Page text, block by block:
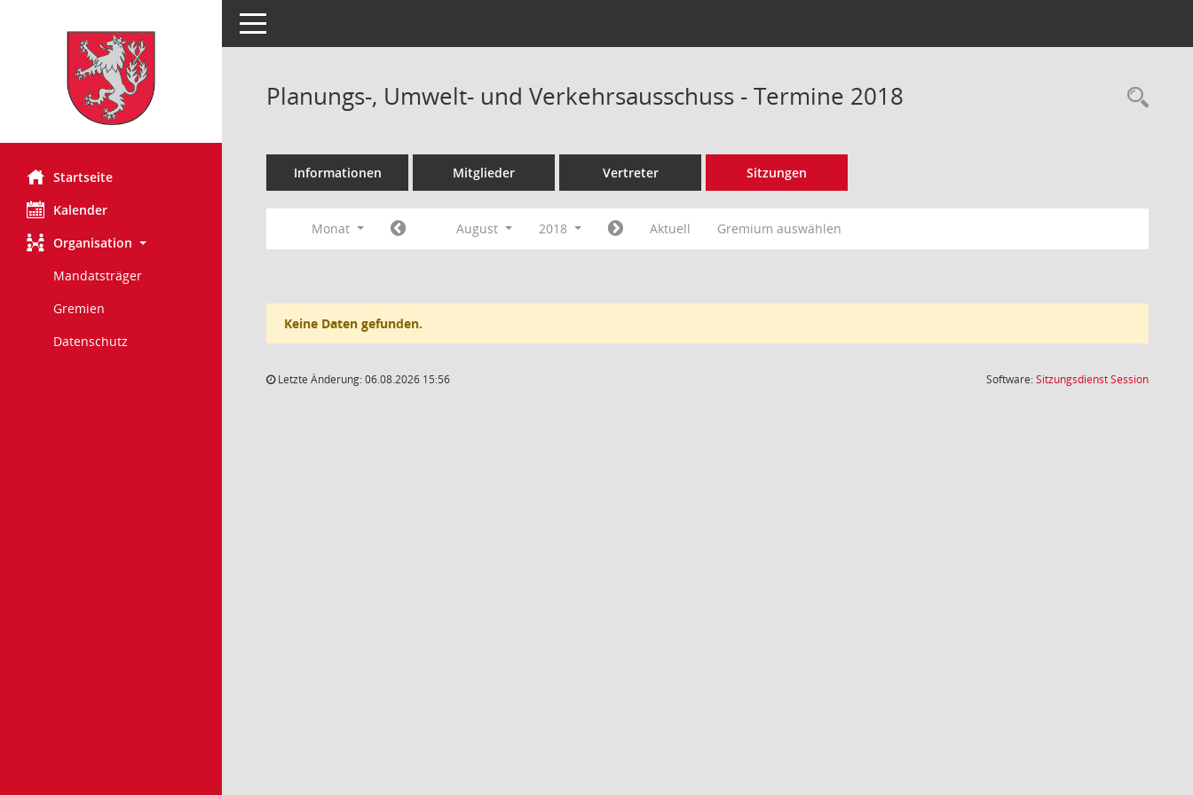
Startseite
Kalender
Organisation
Mandatsträger
Gremien
Datenschutz
Toggle navigation
Planungs-, Umwelt- und Verkehrsausschuss - Termine 2018
Informationen Mitglieder Vertreter Sitzungen
Monat August 2018 Aktuell Gremium auswählen
Keine Daten gefunden.
Letzte Änderung: 06.08.2026 15:56 Software:SitzungsdienstSession(Wird in